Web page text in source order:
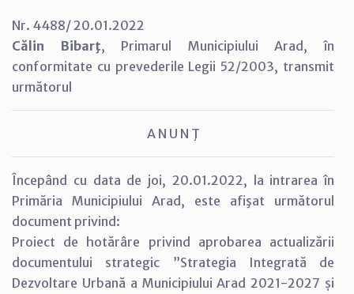
Nr. 4488/ 20.01.2022
Călin Bibarţ, Primarul Municipiului Arad, în
conformitate cu prevederile Legii 52/2003, transmit
următorul
A N U N Ţ
Începând cu data de joi, 20.01.2022, la intrarea în
Primăria Municipiului Arad, este afişat următorul
document privind:
Proiect de hotărâre privind aprobarea actualizării
documentului strategic ”Strategia Integrată de
Dezvoltare Urbană a Municipiului Arad 2021-2027 și